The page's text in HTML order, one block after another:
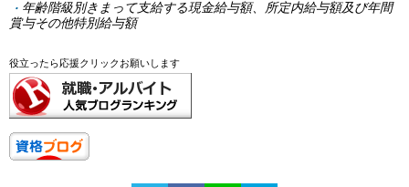
年齢階級別きまって支給する現金給与額、所定内給与額及び年間
賞与その他特別給与額
役立ったら応援クリックお願いします